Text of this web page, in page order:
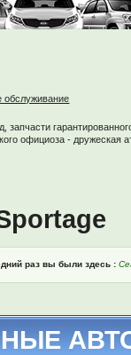
официоза - дружеская
раз вы были здесь :